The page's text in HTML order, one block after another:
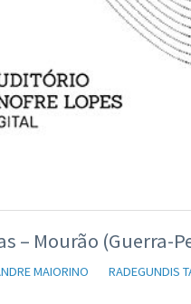
– Mourão (Guerra-
MAIORINO RADEGUNDIS